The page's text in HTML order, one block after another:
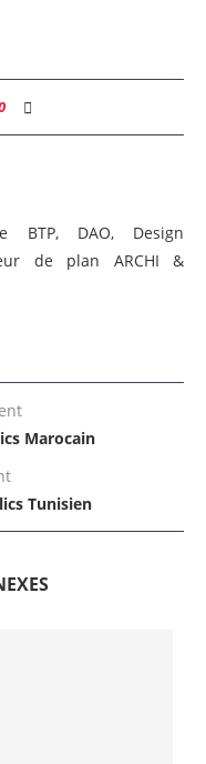
BTP, DAO, Design
de plan ARCHI &
Marocain
Tunisien